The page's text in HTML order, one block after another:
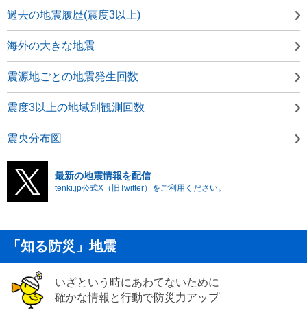
過去の地震履歴(震度3以上)
海外の大きな地震
震源地ごとの地震発生回数
震度3以上の地域別観測回数
震央分布図
最新の地震情報を配信
tenki.jp公式X（旧Twitter）をご利用ください。
「知る防災」地震
いざという時にあわてないために
確かな情報と行動で防災力アップ